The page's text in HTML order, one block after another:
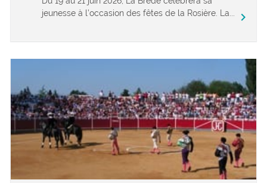
jeunesse à l’occasion des fêtes de la Rosière. La...
chevron_right